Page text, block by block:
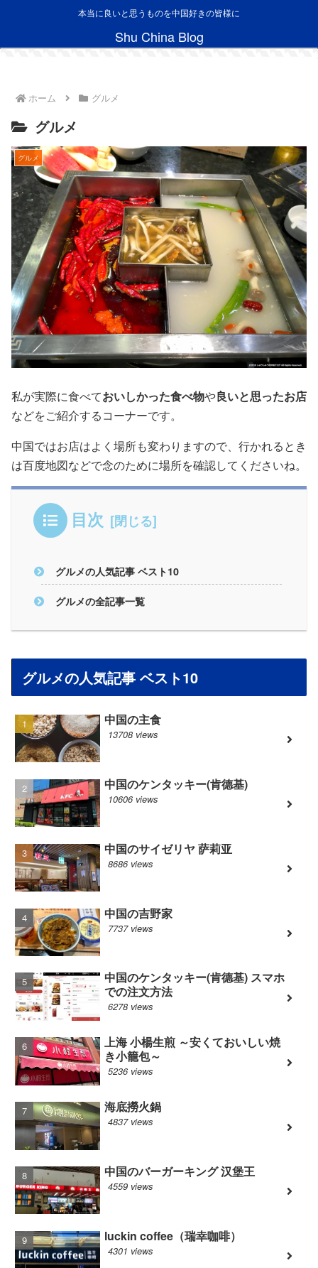
本当に良いと思うものを中国好きの皆様に
Shu China Blog
ホーム グルメ
グルメ
グルメ
私が実際に食べておいしかった食べ物や良いと思ったお店
などをご紹介するコーナーです。
中国ではお店はよく場所も変わりますので、行かれるとき
は百度地図などで念のために場所を確認してくださいね。
目次
グルメの人気記事 ベスト10
グルメの全記事一覧
グルメの人気記事 ベスト10
中国の主食
13708 views
中国のケンタッキー(肯德基)
10606 views
中国のサイゼリヤ 萨莉亚
8686 views
中国の吉野家
7737 views
中国のケンタッキー(肯德基) スマホ
での注文方法
6278 views
上海 小楊生煎 ～安くておいしい焼
き小籠包～
5236 views
海底撈火鍋
4837 views
中国のバーガーキング 汉堡王
4559 views
luckin coffee（瑞幸咖啡）
4301 views